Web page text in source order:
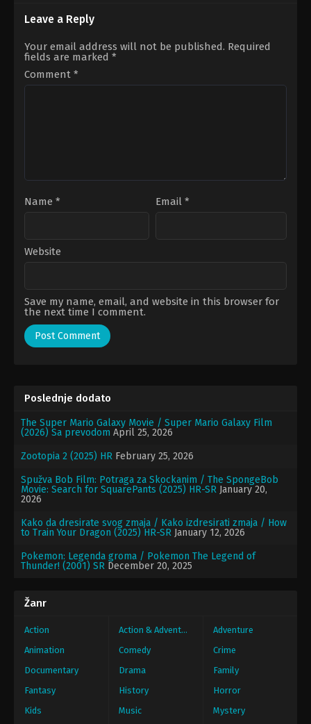
Shinohara
Leave a Reply
Your email address will not be published. Required
fields are marked *
Comment *
Name * Email *
Website
Save my name, email, and website in this browser for
the next time I comment.
Poslednje dodato
The Super Mario Galaxy Movie / Super Mario Galaxy Film
(2026) Sa prevodom April 25, 2026
Zootopia 2 (2025) HR February 25, 2026
Spužva Bob Film: Potraga za Skockanim / The SpongeBob
Movie: Search for SquarePants (2025) HR-SR January 20,
2026
Kako da dresirate svog zmaja / Kako izdresirati zmaja / How
to Train Your Dragon (2025) HR-SR January 12, 2026
Pokemon: Legenda groma / Pokemon The Legend of
Thunder! (2001) SR December 20, 2025
Žanr
Action Action & Adventure
Adventure
Animation
Comedy
Crime
Documentary
Drama
Family
Fantasy
History
Horror
Kids
Music
Mystery